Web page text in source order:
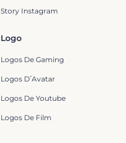
Story Instagram
Logo
Logos De Gaming
Logos D՛Avatar
Logos De Youtube
Logos De Film